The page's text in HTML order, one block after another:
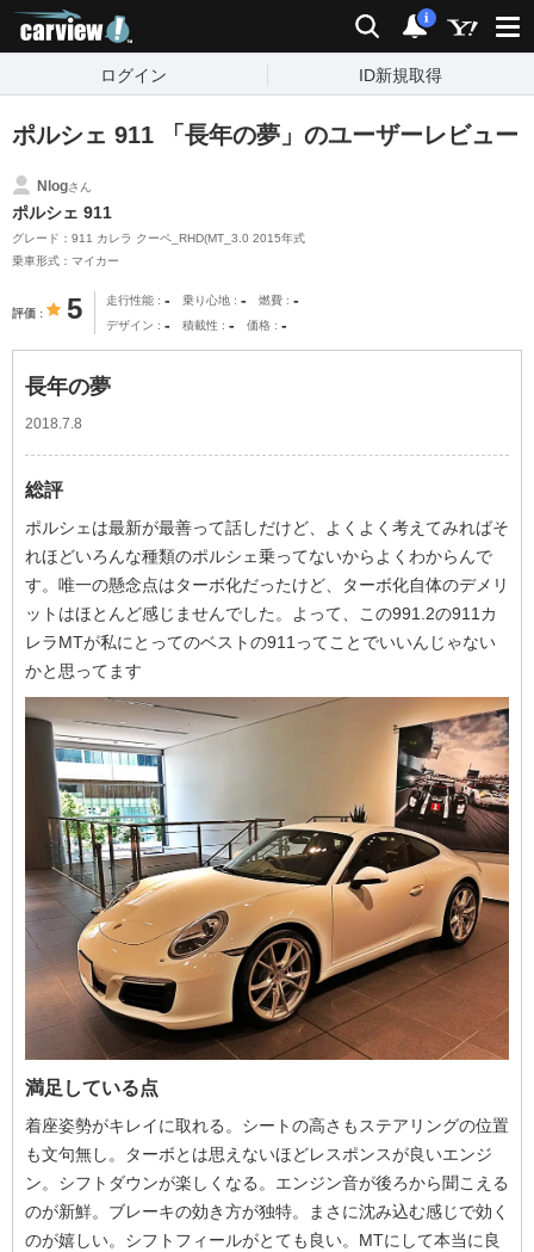
検索 通知
i
ログイン ID新規取得
ポルシェ 911 「長年の夢」のユーザーレビュー
Nlogさん
ポルシェ 911
グレード：911 カレラ クーペ_RHD(MT_3.0 2015年式
乗車形式：マイカー
評価 5 走行性能 - 乗り心地 - 燃費 -
デザイン - 積載性 - 価格 -
長年の夢
2018.7.8
総評
ポルシェは最新が最善って話しだけど、よくよく考えてみればそ
れほどいろんな種類のポルシェ乗ってないからよくわからんで
す。唯一の懸念点はターボ化だったけど、ターボ化自体のデメリ
ットはほとんど感じませんでした。よって、この991.2の911カ
レラMTが私にとってのベストの911ってことでいいんじゃない
かと思ってます
満足している点
着座姿勢がキレイに取れる。シートの高さもステアリングの位置
も文句無し。ターボとは思えないほどレスポンスが良いエンジ
ン。シフトダウンが楽しくなる。エンジン音が後ろから聞こえる
のが新鮮。ブレーキの効き方が独特。まさに沈み込む感じで効く
のが嬉しい。シフトフィールがとても良い。MTにして本当に良